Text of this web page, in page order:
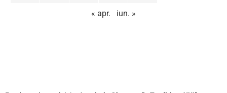
« apr.
iun. »